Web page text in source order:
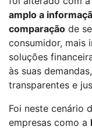
amplo a
comparação de
consumidor, mais
soluções
às suas
transparentes e
Foi neste cenário
empresas como a